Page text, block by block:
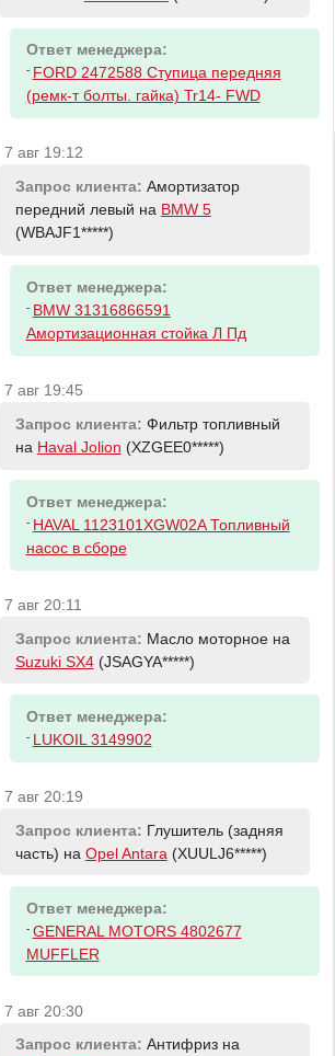
Ответ менеджера:
- FORD 2472588 Ступица передняя
(ремк-т болты. гайка) Tr14- FWD
7 авг 19:12
Запрос клиента: Амортизатор
передний левый на BMW 5
(WBAJF1*****)
Ответ менеджера:
- BMW 31316866591
Амортизационная стойка Л Пд
7 авг 19:45
Запрос клиента: Фильтр топливный
на Haval Jolion (XZGEE0*****)
Ответ менеджера:
- HAVAL 1123101XGW02A Топливный
насос в сборе
7 авг 20:11
Запрос клиента: Масло моторное на
Suzuki SX4(JSAGYA*****)
Ответ менеджера:
- LUKOIL 3149902
7 авг 20:19
Запрос клиента: Глушитель (задняя
часть) на Opel Antara (XUULJ6*****)
Ответ менеджера:
- GENERAL MOTORS 4802677
MUFFLER
7 авг 20:30
Запрос клиента: Антифриз на